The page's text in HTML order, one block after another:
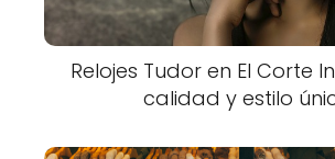
Relojes Tudor en El Corte
calidad y estilo